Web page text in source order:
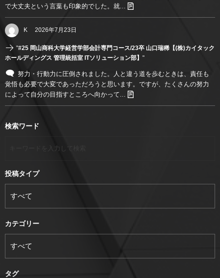
で大丈夫という言葉も印象的でした。就...
K 2026年7月23日
"#25 岡山商科大学経営学部会計専門コース/23卒 山口瑞稀【(株)カイタック
ホールディングス 管理統括室 ITソリューション部】 "
努力・行動力に圧倒されました。人と違う道を歩むときは、責任も
覚悟も必要で大変であっただろうと思います。ですが、たくさんの努力
によって自分の目指すところへ向かって...
検索ワード
投稿タイプ
カテゴリー
タグ